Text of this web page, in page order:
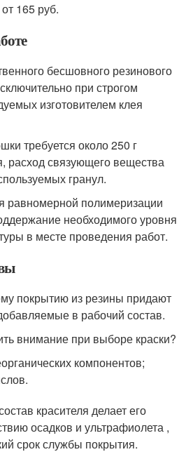
165 руб.
бесшовного резинового
при строгом
изготовителем клея
требуется около 250 г
расход связующего вещества
гранул.
равномерной полимеризации
необходимого уровня
в месте проведения работ.
покрытию из резины придают
в рабочий состав.
внимание при выборе краски?
компонентов;
красителя делает его
осадков и ультрафиолета ,
срок службы покрытия.